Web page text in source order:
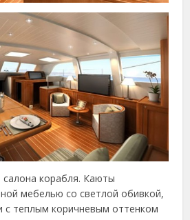
салона корабля. Каюты
мебелью со светлой обивкой,
с теплым коричневым оттенком